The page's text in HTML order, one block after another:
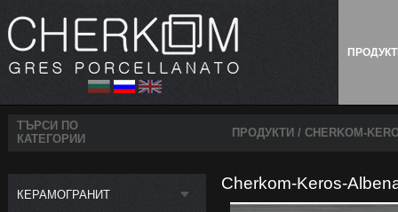
ТЪРСИ ПО
КАТЕГОРИИ
ПРОДУКТИ / CHERKOM-
КЕРАМОГРАНИТ
Cherkom-Keros-